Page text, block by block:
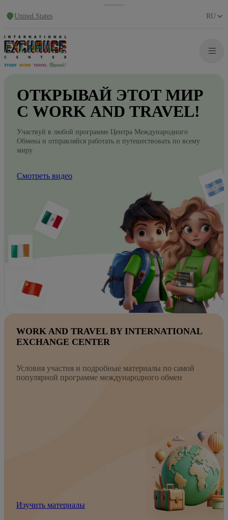
United States RU
ОТКРЫВАЙ ЭТОТ МИР
С WORK AND TRAVEL!
Участвуй в любой программе Центра Международного
Обмена и отправляйся работать и путешествовать по всему
миру
Смотреть видео
WORK AND TRAVEL BY INTERNATIONAL
EXCHANGE CENTER
Условия участия и подробные материалы по самой
популярной программе международного обмен
Изучить материалы